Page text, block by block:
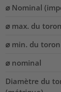
⌀ Nominal
⌀ max. du toron
⌀ min. du toron
⌀ nominal
Diamètre du